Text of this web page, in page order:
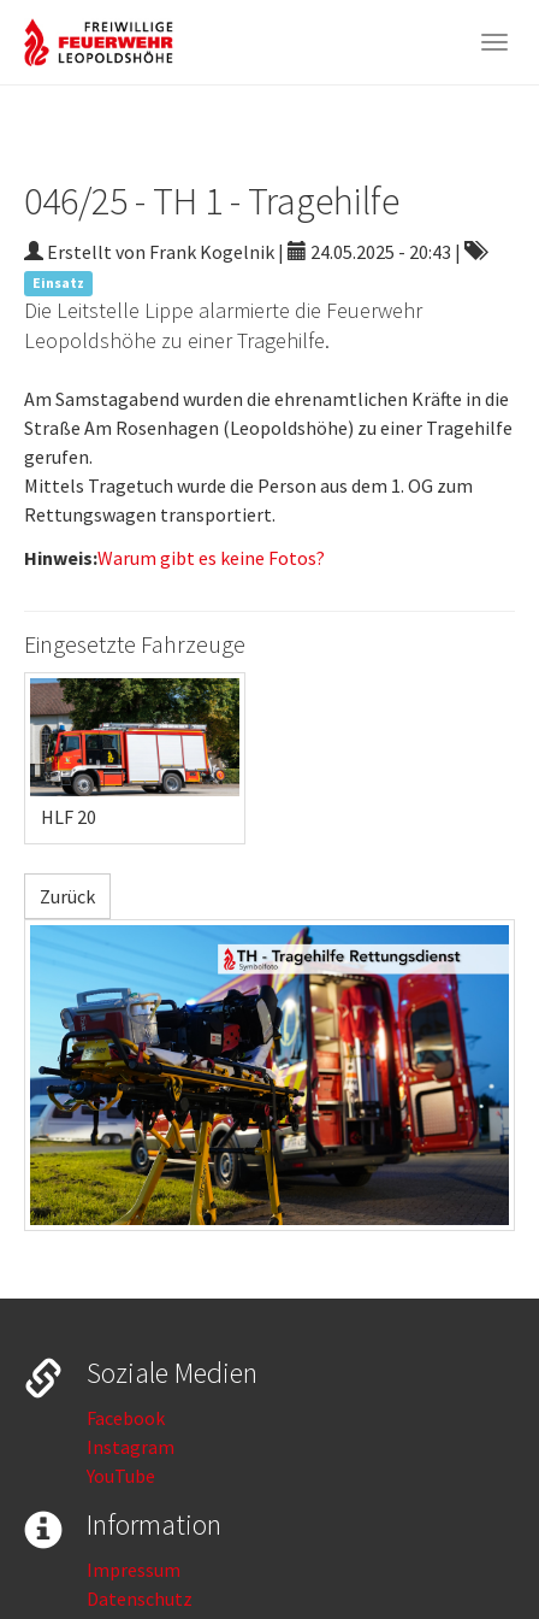
046/25 - TH 1 - Tragehilfe
Erstellt von Frank Kogelnik | 24.05.2025 - 20:43 |
Einsatz
Die Leitstelle Lippe alarmierte die Feuerwehr
Leopoldshöhe zu einer Tragehilfe.
Am Samstagabend wurden die ehrenamtlichen Kräfte in die
Straße Am Rosenhagen (Leopoldshöhe) zu einer Tragehilfe
gerufen.
Mittels Tragetuch wurde die Person aus dem 1. OG zum
Rettungswagen transportiert.
Hinweis:Warum gibt es keine Fotos?
Eingesetzte Fahrzeuge
HLF 20
Zurück
Soziale Medien
Facebook
Instagram
YouTube
Information
Impressum
Datenschutz